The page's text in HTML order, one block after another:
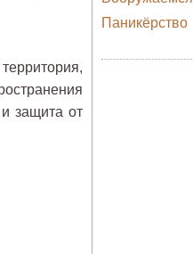
защита от
Паникёрство